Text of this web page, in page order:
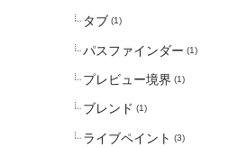
タブ (1)
パスファインダー (1)
プレビュー境界 (1)
ブレンド (1)
ライブペイント (3)